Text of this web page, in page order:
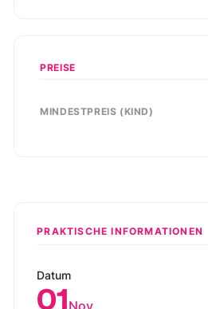
PREISE
MINDESTPREIS (KIND)
PRAKTISCHE INFORMATIONEN
Datum
01Nov